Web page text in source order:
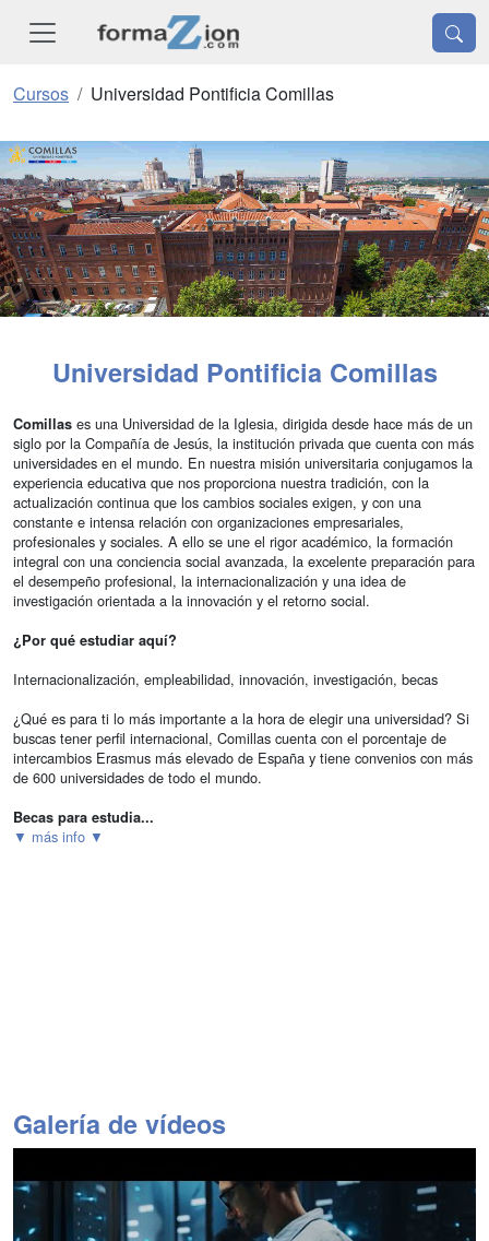
Cursos Universidad Pontificia Comillas
Universidad Pontificia Comillas
Comillas es una Universidad de la Iglesia, dirigida desde hace más de un
siglo por la Compañía de Jesús, la institución privada que cuenta con más
universidades en el mundo. En nuestra misión universitaria conjugamos la
experiencia educativa que nos proporciona nuestra tradición, con la
actualización continua que los cambios sociales exigen, y con una
constante e intensa relación con organizaciones empresariales,
profesionales y sociales. A ello se une el rigor académico, la formación
integral con una conciencia social avanzada, la excelente preparación para
el desempeño profesional, la internacionalización y una idea de
investigación orientada a la innovación y el retorno social.
¿Por qué estudiar aquí?
Internacionalización, empleabilidad, innovación, investigación, becas
¿Qué es para ti lo más importante a la hora de elegir una universidad? Si
buscas tener perfil internacional, Comillas cuenta con el porcentaje de
intercambios Erasmus más elevado de España y tiene convenios con más
de 600 universidades de todo el mundo.
Becas para estudia...
▼ más info ▼
Galería de vídeos